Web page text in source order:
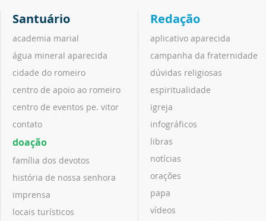
Santuário
academia marial
água mineral aparecida
cidade do romeiro
centro de apoio ao romeiro
centro de eventos pe. vitor
contato
doação
família dos devotos
história de nossa senhora
imprensa
locais turísticos
Redação
aplicativo aparecida
campanha da fraternidade
dúvidas religiosas
espiritualidade
igreja
infográficos
libras
notícias
orações
papa
vídeos